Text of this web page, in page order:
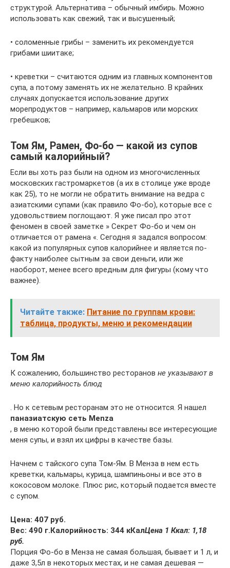
структурой. Альтернатива – обычный имбирь. Можно
использовать как свежий, так и высушенный;
• соломенные грибы – заменить их рекомендуется
грибами шиитаке;
• креветки – считаются одним из главных компонентов
супа, а потому заменять их не желательно. В крайних
случаях допускается использование других
морепродуктов – например, кальмаров или морских
гребешков;
Том Ям, Рамен, Фо-бо — какой из супов
самый калорийный?
Если вы хоть раз были на одном из многочисленных
московских гастромаркетов (а их в столице уже вроде
как 25), то не могли не обратить внимание на ведра с
азиатскими супами (как правило Фо-бо), которые все с
удовольствием поглощают. Я уже писал про этот
феномен в своей заметке » Секрет Фо-бо и чем он
отличается от рамена «. Сегодня я задался вопросом:
какой из популярных супов калорийнее и является по-
факту наиболее сытным за свои деньги, или же
наоборот, менее всего вредным для фигуры (кому что
важнее).
Читайте также: Питание по группам крови:
таблица, продукты, меню и рекомендации
Том Ям
К сожалению, большинство ресторанов не указывают в
меню калорийность блюд
. Но к сетевым ресторанам это не относится. Я нашел
паназиатскую сеть Menza
, в меню которой были представлены все интересующие
меня супы, и взял их цифры в качестве базы.
Начнем с тайского супа Том-Ям. В Менза в нем есть
креветки, кальмары, курица, шампиньоны и все это в
кокосовом молоке. Плюс рис, который подается вместе
с супом.
Цена: 407 руб.
Вес: 490 г.Калорийность: 344 кКалЦена 1 Ккал: 1,18
руб.
Порция Фо-бо в Менза не самая большая, бывает и 1 л, и
даже 3,5л в некоторых местах, и не самая дешевая —